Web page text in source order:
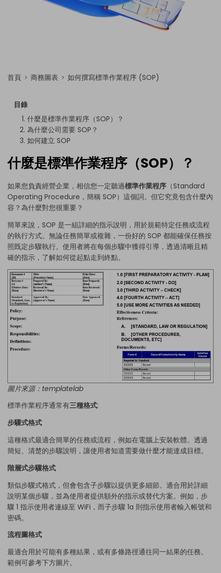
首頁 商務圖表 如何撰寫標準作業程序 (SOP)
目錄
什麼是標準作業程序（SOP）？
為什麼公司需要 SOP？
如何建立 SOP
什麼是標準作業程序（SOP）？
如果您負責經營企業，相信您一定聽過標準作業程序 （Standard
Operating Procedure，簡稱 SOP）這個詞。但它究竟包含什麼內
容？為什麼對您很重要？
簡單來說，SOP 是一組詳細的指示說明，用於規範特定任務或流程
的執行方式。無論任務簡單或複雜，一份好的 SOP 都能確保任務按
照既定步驟執行。使用者將在每個步驟中獲得引導，透過清晰且精
確的指示，了解如何從起點走到終點。
圖片來源： templatelab
標準作業程序通常有三種格式:
步驟式格式
這種格式最適合簡單的任務或流程，例如在電腦上安裝軟體。透過
簡短、清楚的步驟說明，讓使用者知道需要做什麼才能達成目標。
階層式步驟格式
類似步驟式格式，但會包含子步驟以提供更多細節。適合用於詳細
說明某個步驟，並為使用者提供額外的指示或替代方案。例如，步
驟 1 指示使用者連線至 WiFi，而子步驟 1a 則指示使用者輸入帳號和
密碼。
流程圖格式
最適合用於可能有多種結果，或有多條路徑通往同一結果的任務。
範例可參考下方圖片。